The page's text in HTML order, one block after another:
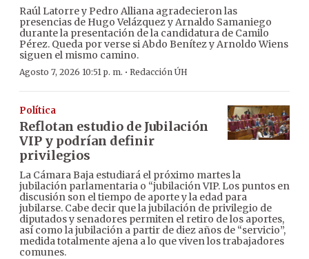
Raúl Latorre y Pedro Alliana agradecieron las
presencias de Hugo Velázquez y Arnaldo Samaniego
durante la presentación de la candidatura de Camilo
Pérez. Queda por verse si Abdo Benítez y Arnoldo Wiens
siguen el mismo camino.
Agosto 7, 2026 10:51 p. m. · Redacción ÚH
Política
Reflotan estudio de Jubilación
VIP y podrían definir
privilegios
La Cámara Baja estudiará el próximo martes la
jubilación parlamentaria o “jubilación VIP. Los puntos en
discusión son el tiempo de aporte y la edad para
jubilarse. Cabe decir que la jubilación de privilegio de
diputados y senadores permiten el retiro de los aportes,
así como la jubilación a partir de diez años de “servicio”,
medida totalmente ajena a lo que viven los trabajadores
comunes.